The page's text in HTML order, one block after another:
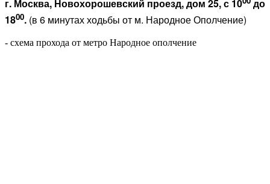
г. Москва, Новохорошевский проезд, дом 25, с 10
до
1800. (в 6 минутах ходьбы от м. Народное Ополчение)
- схема прохода от метро Народное ополчение